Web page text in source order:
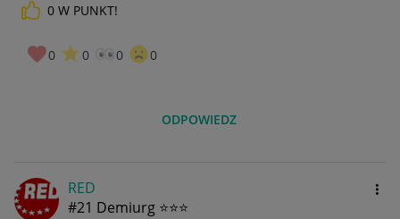
0 W PUNKT!
0 0 0 0
ODPOWIEDZ
RED
#21 Demiurg ⭐⭐⭐